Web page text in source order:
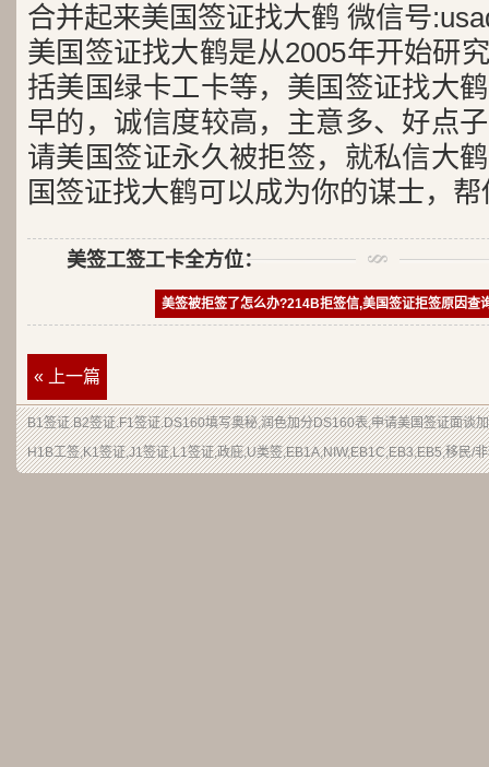
合并起来美国签证找大鹤 微信号
美国签证找大鹤是从2005年开始研
括美国绿卡工卡等，美国签证找大
早的，诚信度较高，主意多、好点
请美国签证永久被拒签，就私信大
国签证找大鹤可以成为你的谋士，
美签工签工卡全方位：
美签被拒签了怎么办?214B拒签信,美国签证拒签原因查
« 上一篇
B1签证.B2签证.F1签证.DS160填写奥秘,润色加分DS160表,申请美国签证面谈
H1B工签,K1签证,J1签证,L1签证,政庇,U类签,EB1A,NIW,EB1C,EB3,EB5,移民/